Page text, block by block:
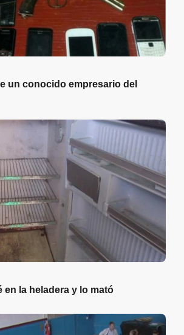
un conocido empresario del
en la heladera y lo mató